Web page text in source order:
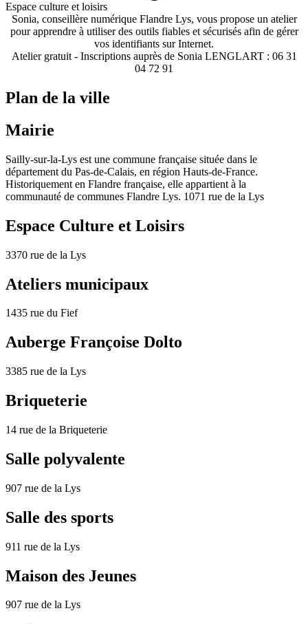
Espace culture et loisirs
Sonia, conseillère numérique Flandre Lys, vous propose un atelier
pour apprendre à utiliser des outils fiables et sécurisés afin de gérer
vos identifiants sur Internet.
Atelier gratuit - Inscriptions auprès de Sonia LENGLART : 06 31
04 72 91
Plan de la ville
Mairie
Sailly-sur-la-Lys est une commune française située dans le
département du Pas-de-Calais, en région Hauts-de-France.
Historiquement en Flandre française, elle appartient à la
communauté de communes Flandre Lys. 1071 rue de la Lys
Espace Culture et Loisirs
3370 rue de la Lys
Ateliers municipaux
1435 rue du Fief
Auberge Françoise Dolto
3385 rue de la Lys
Briqueterie
14 rue de la Briqueterie
Salle polyvalente
907 rue de la Lys
Salle des sports
911 rue de la Lys
Maison des Jeunes
907 rue de la Lys